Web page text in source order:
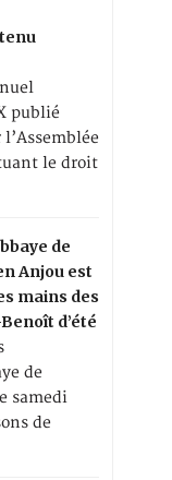
publié
le droit
de
Anjou est
mains des
d’été
de
samedi
de